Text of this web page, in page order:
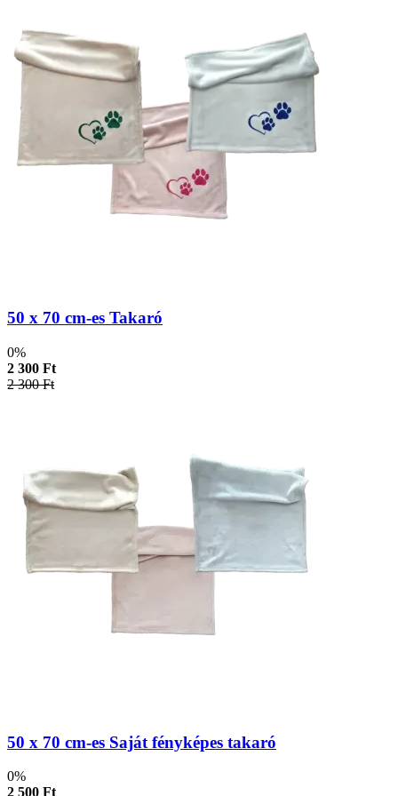
50 x 70 cm-es Takaró
0%
2 300 Ft
2 300 Ft
50 x 70 cm-es Saját fényképes takaró
0%
2 500 Ft